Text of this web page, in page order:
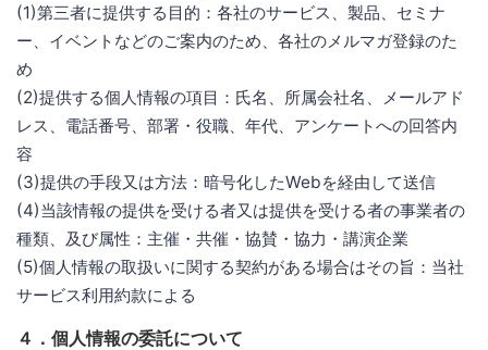
(1)第三者に提供する目的：各社のサービス、製品、セミナ
ー、イベントなどのご案内のため、各社のメルマガ登録のた
め
(2)提供する個人情報の項目：氏名、所属会社名、メールアド
レス、電話番号、部署・役職、年代、アンケートへの回答内
容
(3)提供の手段又は方法：暗号化したWebを経由して送信
(4)当該情報の提供を受ける者又は提供を受ける者の事業者の
種類、及び属性：主催・共催・協賛・協力・講演企業
(5)個人情報の取扱いに関する契約がある場合はその旨：当社
サービス利用約款による
４．個人情報の委託について